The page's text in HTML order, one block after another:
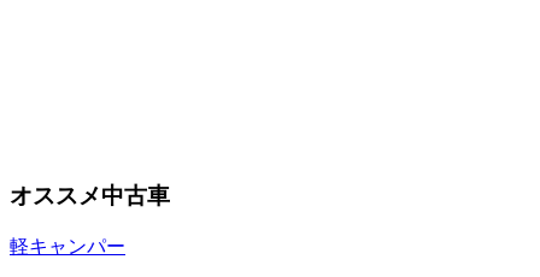
オススメ中古車
軽キャンパー